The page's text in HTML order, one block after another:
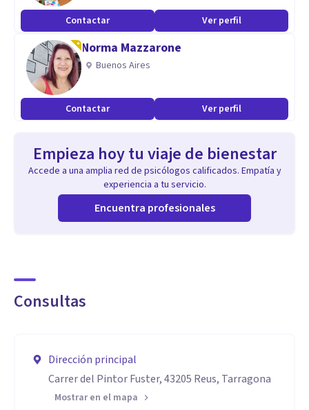
Contactar Ver perfil
Norma Mazzarone
Buenos Aires
Contactar Ver perfil
Empieza hoy tu viaje de bienestar
Accede a una amplia red de psicólogos calificados. Empatía y
experiencia a tu servicio.
Encuentra profesionales
Consultas
Dirección principal
Carrer del Pintor Fuster, 43205 Reus, Tarragona
Mostrar en el mapa